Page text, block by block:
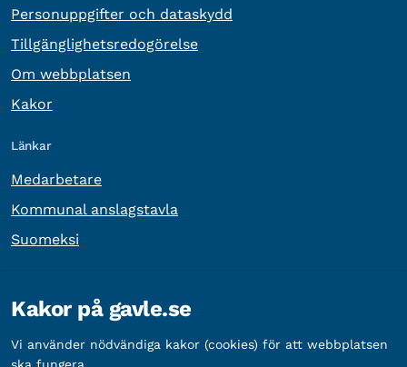
Personuppgifter och dataskydd
Tillgänglighetsredogörelse
Om webbplatsen
Kakor
Länkar
Medarbetare
Kommunal anslagstavla
Suomeksi
Organisationsnummer: 212000-2338
Bankgironummer: 5888-2333
Kakor på gavle.se
Vi använder nödvändiga kakor (cookies) för att webbplatsen